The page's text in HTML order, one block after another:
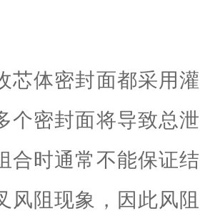
芯体密封面都采用
个密封面将导致总
合时通常不能保证
风阻现象，因此风